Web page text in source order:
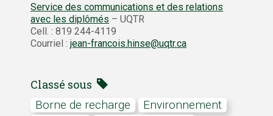
Service des communications et des relations
avec les diplômés – UQTR
Cell. : 819 244-4119
Courriel : jean-francois.hinse@uqtr.ca
Classé sous
borne de recharge
Environnement